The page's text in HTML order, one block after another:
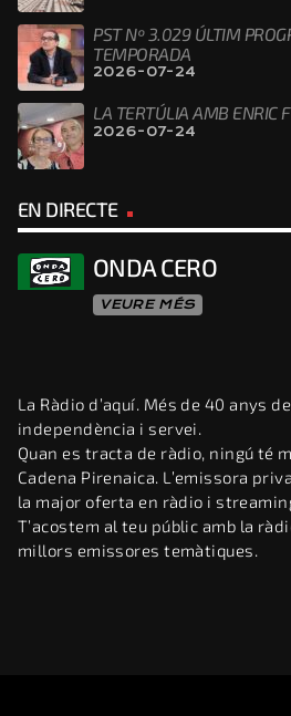
PST Nº 3.029 ÚLTIM
TEMPORADA
2026-07-24
LA TERTÚLIA AMB ENRIC
2026-07-24
EN DIRECTE
ONDA CERO
VEURE MÉS
La Ràdio d’aquí. Més de 40 anys
independència i servei.
Quan es tracta de ràdio, ningú té
Cadena Pirenaica. L’emissora
la major oferta en ràdio i
T’acostem al teu públic amb la
millors emissores temàtiques.